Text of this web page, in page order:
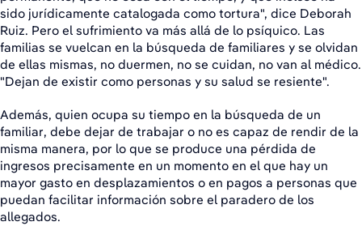
sido jurídicamente catalogada como tortura", dice Deborah
Ruiz. Pero el sufrimiento va más allá de lo psíquico. Las
familias se vuelcan en la búsqueda de familiares y se olvidan
de ellas mismas, no duermen, no se cuidan, no van al médico.
"Dejan de existir como personas y su salud se resiente".
Además, quien ocupa su tiempo en la búsqueda de un
familiar, debe dejar de trabajar o no es capaz de rendir de la
misma manera, por lo que se produce una pérdida de
ingresos precisamente en un momento en el que hay un
mayor gasto en desplazamientos o en pagos a personas que
puedan facilitar información sobre el paradero de los
allegados.